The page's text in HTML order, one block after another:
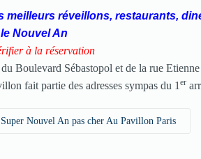
meilleurs réveillons, restaurants,
Nouvel An
à la réservation
Boulevard Sébastopol et de la rue
fait partie des adresses sympas du 1er
Nouvel An pas cher Au Pavillon Paris